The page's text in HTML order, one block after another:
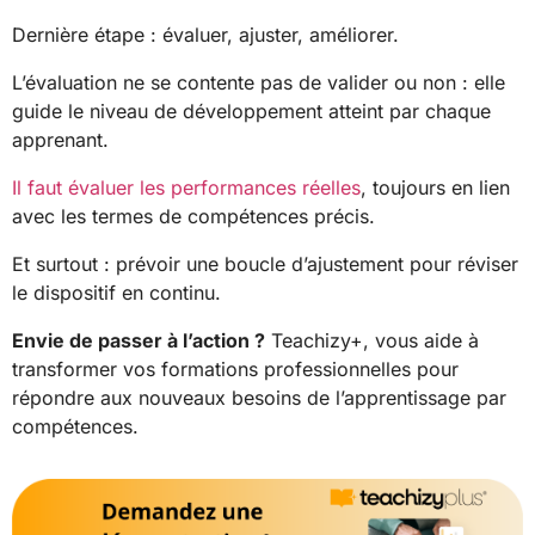
Dernière étape : évaluer, ajuster, améliorer.
L’évaluation ne se contente pas de valider ou non : elle
guide le niveau de développement atteint par chaque
apprenant.
Il faut évaluer les performances réelles, toujours en lien
avec les termes de compétences précis.
Et surtout : prévoir une boucle d’ajustement pour réviser
le dispositif en continu.
Envie de passer à l’action ? Teachizy+, vous aide à
transformer vos formations professionnelles pour
répondre aux nouveaux besoins de l’apprentissage par
compétences.